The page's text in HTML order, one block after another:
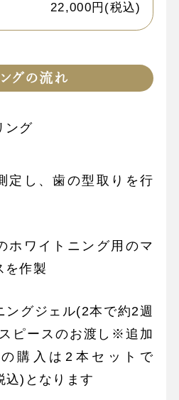
22,000円(税込)
グの流れ
ング
定し、歯の型取りを行
ホワイトニング用のマ
を作製
ングジェル(2本で約2週
ピースのお渡し※追加
購入は2本セットで
込)となります